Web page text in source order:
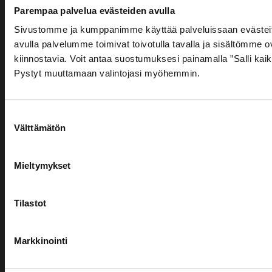
Parempaa palvelua evästeiden avulla
Sivustomme ja kumppanimme käyttää palveluissaan
avulla palvelumme toimivat toivotulla tavalla ja sisältömme
kiinnostavia. Voit antaa suostumuksesi painamalla ”Salli
Pystyt muuttamaan valintojasi myöhemmin.
valinta
Välttämätön
Mieltymykset
Tilastot
Markkinointi
Yritys
Viestisi
Yhteystiedot
Paloturvallisuus­
palvelut
Sammutinhuolto
Pikapalopostit
Kyltitys
Hydroscand
Teräs- ja
Muut
palvelut